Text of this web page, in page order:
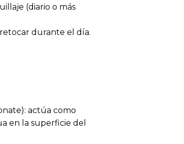
(diario o más
durante el día.
actúa como
en la superficie del